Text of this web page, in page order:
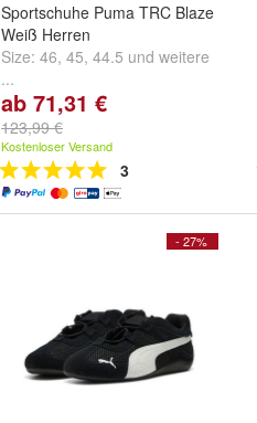
Sportschuhe Puma TRC Blaze
Weiß Herren
Size: 46, 45, 44.5 und weitere
...
ab 71,31 €
123,99 €
Kostenloser Versand
3
- 27%